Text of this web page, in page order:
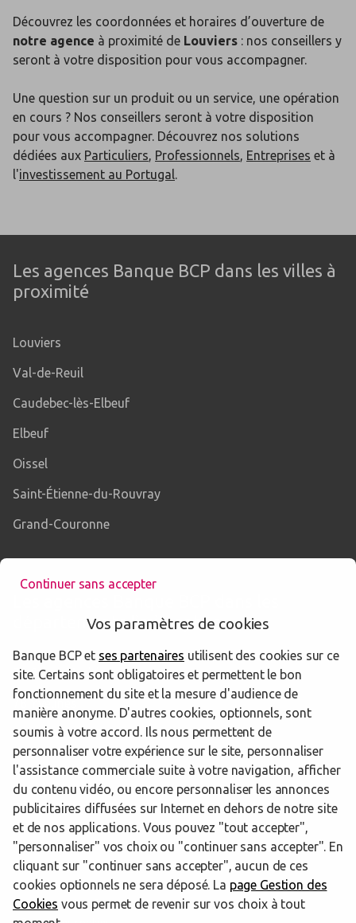
Découvrez les coordonnées et horaires d’ouverture de
notre agence à proximité de Louviers : nos conseillers y
seront à votre disposition pour vous accompagner.
Une question sur un produit ou un service, une opération
en cours ? Nos conseillers seront à votre disposition
pour vous accompagner. Découvrez nos solutions
dédiées aux Particuliers, Professionnels, Entreprises et à
l'investissement au Portugal.
Les agences Banque BCP dans les villes à
proximité
Louviers
Val-de-Reuil
Caudebec-lès-Elbeuf
Elbeuf
Oissel
Saint-Étienne-du-Rouvray
Grand-Couronne
départements limitrophes
76 Seine-Maritime
78 Yvelines
95 Val-d'Oise
Trouver une agence Banque BCP Eure Louviers
Powered by
www.banquebcp.fr
Continuer sans accepter
Vos paramètres de cookies
Banque BCP et ses partenaires utilisent des cookies sur ce
site. Certains sont obligatoires et permettent le bon
fonctionnement du site et la mesure d'audience de
manière anonyme. D'autres cookies, optionnels, sont
soumis à votre accord. Ils nous permettent de
personnaliser votre expérience sur le site, personnaliser
l'assistance commerciale suite à votre navigation, afficher
du contenu vidéo, ou encore personnaliser les annonces
publicitaires diffusées sur Internet en dehors de notre site
et de nos applications. Vous pouvez "tout accepter",
"personnaliser" vos choix ou "continuer sans accepter". En
cliquant sur "continuer sans accepter", aucun de ces
cookies optionnels ne sera déposé. La page Gestion des
Cookies vous permet de revenir sur vos choix à tout